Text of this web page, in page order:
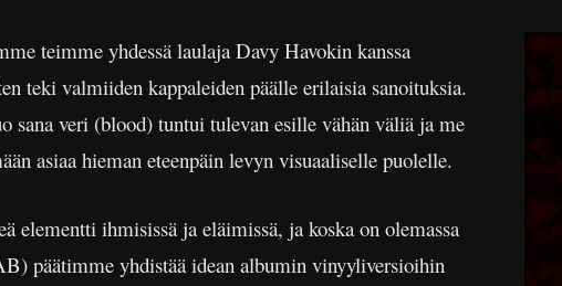
teimme yhdessä laulaja Davy Havokin kanssa
teki valmiiden kappaleiden päälle erilaisia sanoituksia.
sana veri (blood) tuntui tulevan esille vähän väliä ja me
asiaa hieman eteenpäin levyn visuaaliselle puolelle.
elementti ihmisissä ja eläimissä, ja koska on olemassa
päätimme yhdistää idean albumin vinyyliversioihin